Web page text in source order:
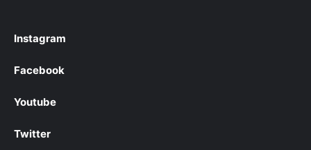
Instagram
Facebook
Youtube
Twitter